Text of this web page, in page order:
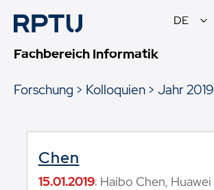
Fachbereich Informatik
Forschung
Kolloquien Jahr 2019
Chen
15.01.2019: Haibo Chen, Huawei